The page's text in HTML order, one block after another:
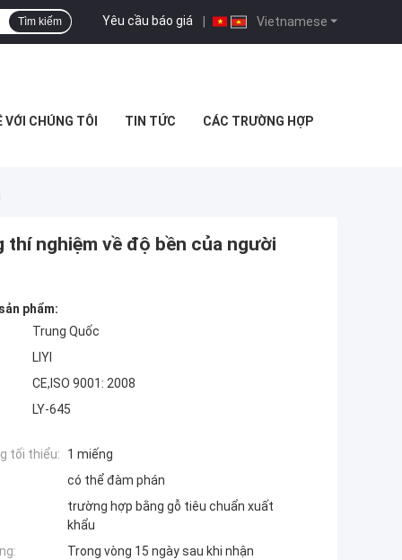
Vietnamese
Yêu cầu báo giá |
Tìm kiếm
VỚI CHÚNG TÔI TIN TỨC CÁC TRƯỜNG HỢP
nghiệm về độ bền của người
phẩm:
Trung Quốc
LIYI
CE,ISO 9001: 2008
LY-645
tối thiểu:
1 miếng
có thể đàm phán
trường hợp bằng gỗ tiêu chuẩn xuất
khẩu
Trong vòng 15 ngày sau khi nhận